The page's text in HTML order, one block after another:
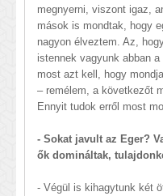
megnyerni, viszont igaz,
mások is mondtak, hogy
nagyon élveztem. Az,
istennek vagyunk abban
most azt kell, hogy
– remélem, a következőt
Ennyit tudok erről most
- Sokat javult az Eger?
ők domináltak,
- Végül is kihagytunk két